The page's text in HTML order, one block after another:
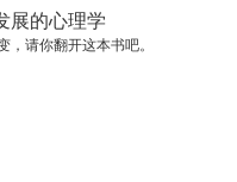
展的心理学
，请你翻开这本书吧。